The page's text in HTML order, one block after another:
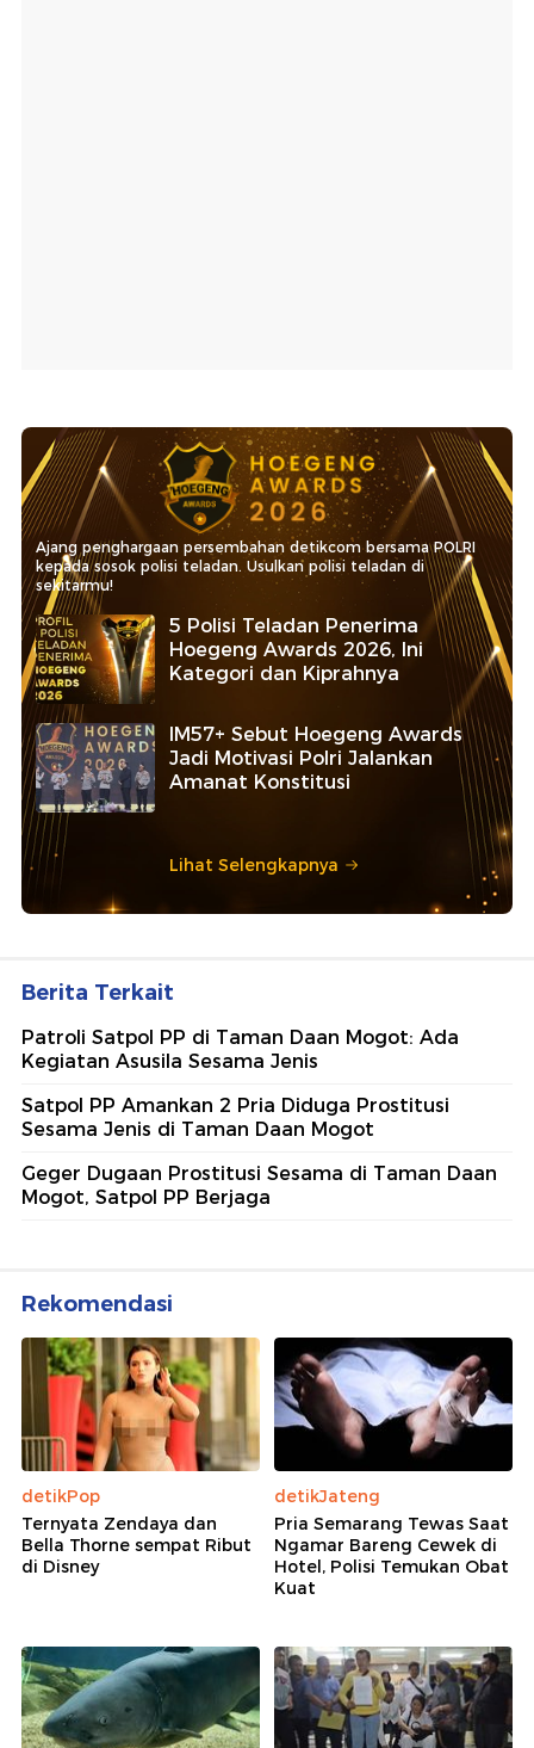
Ajang penghargaan persembahan detikcom bersama POLRI
kepada sosok polisi teladan. Usulkan polisi teladan di
sekitarmu!
5 Polisi Teladan Penerima
Hoegeng Awards 2026, Ini
Kategori dan Kiprahnya
IM57+ Sebut Hoegeng Awards
Jadi Motivasi Polri Jalankan
Amanat Konstitusi
Lihat Selengkapnya
Berita Terkait
Patroli Satpol PP di Taman Daan Mogot: Ada
Kegiatan Asusila Sesama Jenis
Satpol PP Amankan 2 Pria Diduga Prostitusi
Sesama Jenis di Taman Daan Mogot
Geger Dugaan Prostitusi Sesama di Taman Daan
Mogot, Satpol PP Berjaga
Rekomendasi
detikPop
Ternyata Zendaya dan
Bella Thorne sempat Ribut
di Disney
detikJateng
Pria Semarang Tewas Saat
Ngamar Bareng Cewek di
Hotel, Polisi Temukan Obat
Kuat